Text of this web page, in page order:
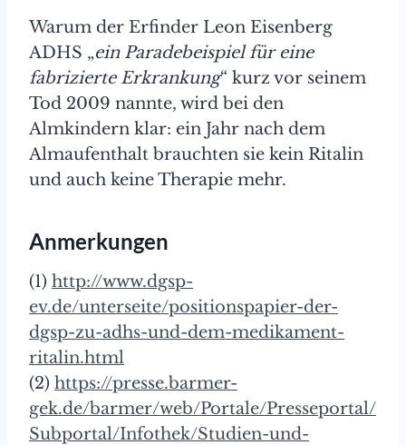
Warum der Erfinder Leon Eisenberg
ADHS „ein Paradebeispiel für eine
fabrizierte Erkrankung“ kurz vor seinem
Tod 2009 nannte, wird bei den
Almkindern klar: ein Jahr nach dem
Almaufenthalt brauchten sie kein Ritalin
und auch keine Therapie mehr.
Anmerkungen
(1) http://www.dgsp-
ev.de/unterseite/positionspapier-der-
dgsp-zu-adhs-und-dem-medikament-
ritalin.html
(2) https://presse.barmer-
gek.de/barmer/web/Portale/Presseportal/
Subportal/Infothek/Studien-und-